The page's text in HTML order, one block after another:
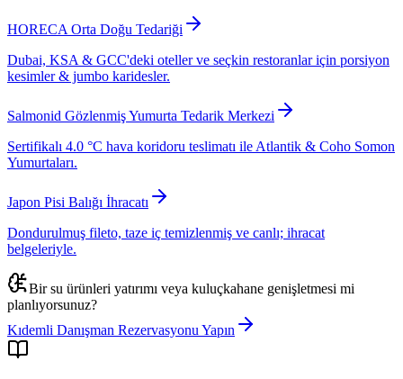
HORECA Orta Doğu Tedariği
Dubai, KSA & GCC'deki oteller ve seçkin restoranlar için porsiyon
kesimler & jumbo karidesler.
Salmonid Gözlenmiş Yumurta Tedarik Merkezi
Sertifikalı 4.0 °C hava koridoru teslimatı ile Atlantik & Coho Somon
Yumurtaları.
Japon Pisi Balığı İhracatı
Dondurulmuş fileto, taze iç temizlenmiş ve canlı; ihracat
belgeleriyle.
Bir su ürünleri yatırımı veya kuluçkahane genişletmesi mi
planlıyorsunuz?
Kıdemli Danışman Rezervasyonu Yapın